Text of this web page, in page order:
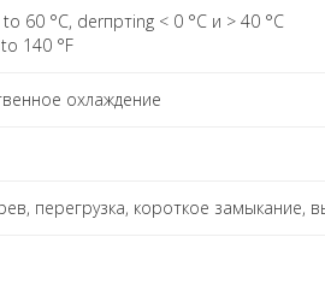
60 °C, derпртing < 0 °C и > 40 °C
140 °F
охлаждение
перегрузка, короткое замыкание,